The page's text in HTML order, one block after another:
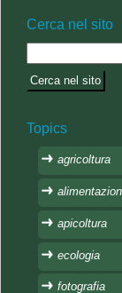
Cerca nel sito
Topics
agricoltura
apicoltura
ecologia
fotografia